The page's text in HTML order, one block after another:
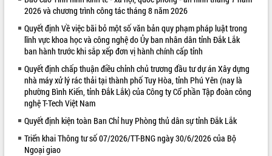
Khám bệnh, cấp phát thuốc miễn phí
và tặng quà người dân xã Cư Pui
Hội nghị UBND tỉnh Đắk Lắk thường kỳ
tháng 7/2026
2026 và chương trình công tác tháng 8 năm 2026
Quyết định Về việc bãi bỏ một số văn bản quy phạm pháp luật trong
lĩnh vực khoa học và công nghệ do Ủy ban nhân dân tỉnh Đắk Lắk
ban hành trước khi sắp xếp đơn vị hành chính cấp tỉnh
Quyết định chấp thuận điều chỉnh chủ trương đầu tư dự án Xây dựng
nhà máy xử lý rác thải tại thành phố Tuy Hòa, tỉnh Phú Yên (nay là
phường Bình Kiến, tỉnh Đắk Lắk) của Công ty Cổ phần Tập đoàn công
nghệ T-Tech Việt Nam
Quyết định kiện toàn Ban Chỉ huy Phòng thủ dân sự tỉnh Đắk Lắk
Triển khai Thông tư số 07/2026/TT-BNG ngày 30/6/2026 của Bộ
Ngoại giao